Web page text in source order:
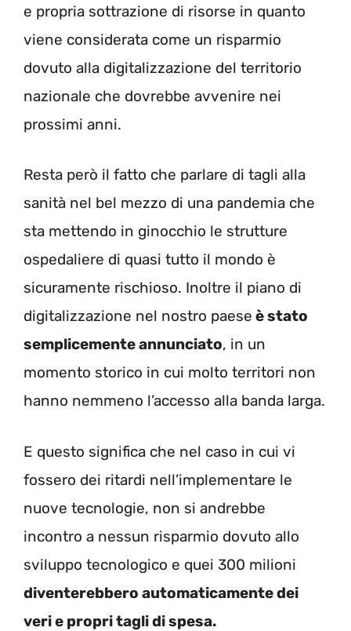
e propria sottrazione di risorse in quanto
viene considerata come un risparmio
dovuto alla digitalizzazione del territorio
nazionale che dovrebbe avvenire nei
prossimi anni.
Resta però il fatto che parlare di tagli alla
sanità nel bel mezzo di una pandemia che
sta mettendo in ginocchio le strutture
ospedaliere di quasi tutto il mondo è
sicuramente rischioso. Inoltre il piano di
digitalizzazione nel nostro paese è stato
semplicemente annunciato, in un
momento storico in cui molto territori non
hanno nemmeno l’accesso alla banda larga.
E questo significa che nel caso in cui vi
fossero dei ritardi nell’implementare le
nuove tecnologie, non si andrebbe
incontro a nessun risparmio dovuto allo
sviluppo tecnologico e quei 300 milioni
diventerebbero automaticamente dei
veri e propri tagli di spesa.